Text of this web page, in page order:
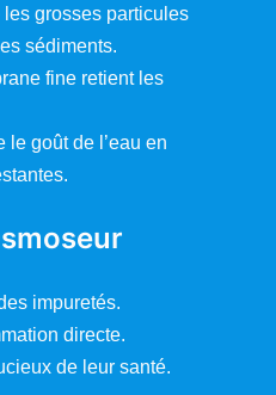
grosses particules
sédiments.
fine retient les
le goût de l’eau en
impuretés.
directe.
de leur santé.